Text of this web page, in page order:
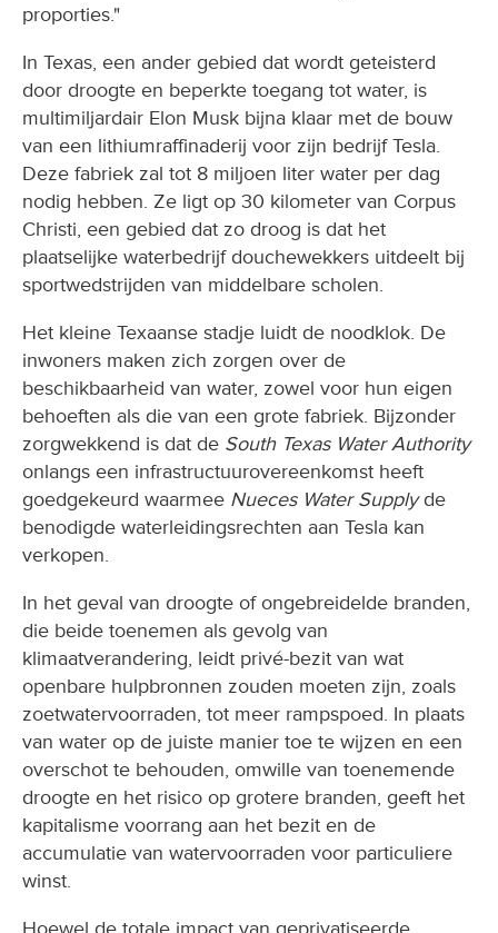
proporties."
In Texas, een ander gebied dat wordt geteisterd
door droogte en beperkte toegang tot water, is
multimiljardair Elon Musk bijna klaar met de bouw
van een lithiumraffinaderij voor zijn bedrijf Tesla.
Deze fabriek zal tot 8 miljoen liter water per dag
nodig hebben. Ze ligt op 30 kilometer van Corpus
Christi, een gebied dat zo droog is dat het
plaatselijke waterbedrijf douchewekkers uitdeelt bij
sportwedstrijden van middelbare scholen.
Het kleine Texaanse stadje luidt de noodklok. De
inwoners maken zich zorgen over de
beschikbaarheid van water, zowel voor hun eigen
behoeften als die van een grote fabriek. Bijzonder
zorgwekkend is dat de South Texas Water Authority
onlangs een infrastructuurovereenkomst heeft
goedgekeurd waarmee Nueces Water Supplyde
benodigde waterleidingsrechten aan Tesla kan
verkopen.
In het geval van droogte of ongebreidelde branden,
die beide toenemen als gevolg van
klimaatverandering, leidt privé-bezit van wat
openbare hulpbronnen zouden moeten zijn, zoals
zoetwatervoorraden, tot meer rampspoed. In plaats
van water op de juiste manier toe te wijzen en een
overschot te behouden, omwille van toenemende
droogte en het risico op grotere branden, geeft het
kapitalisme voorrang aan het bezit en de
accumulatie van watervoorraden voor particuliere
winst.